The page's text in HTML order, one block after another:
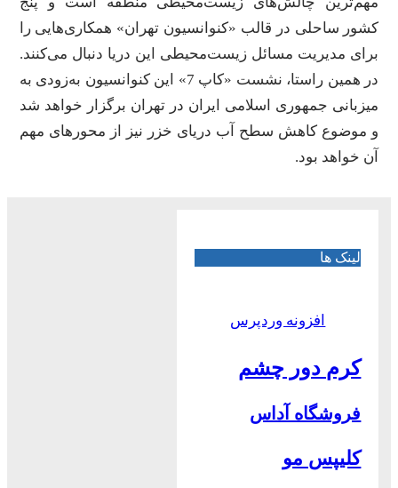
کشور ساحلی در قالب «کنوانسیون تهران» همکاری‌هایی را
برای مدیریت مسائل زیست‌محیطی این دریا دنبال می‌کنند.
در همین راستا، نشست «کاپ 7» این کنوانسیون به‌زودی به
میزبانی جمهوری اسلامی ایران در تهران برگزار خواهد شد
و موضوع کاهش سطح آب دریای خزر نیز از محورهای مهم
آن خواهد بود.
لینک ها
افزونه وردپرس
کرم دور چشم
فروشگاه آداس
کلیپس مو